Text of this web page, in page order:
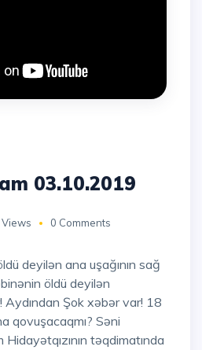
03.10.2019
0 Comments
öldü deyilən
Aydından Şok xəbər var! 18
qovuşacaqmı? Səni
təqdimatında